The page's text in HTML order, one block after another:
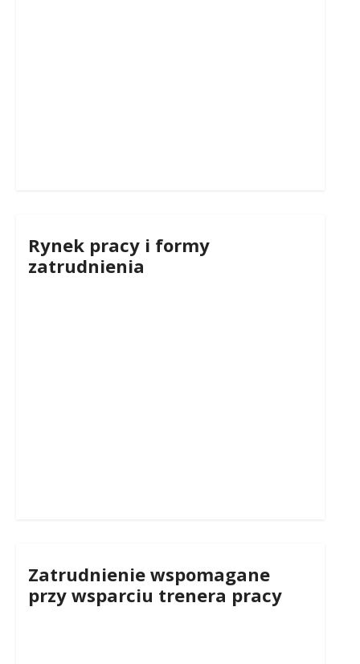
Rynek pracy i formy
zatrudnienia
Zatrudnienie wspomagane
przy wsparciu trenera pracy